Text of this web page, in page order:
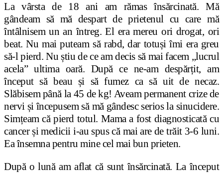
La vârsta de 18 ani am rămas însărcinată. Mă
gândeam să mă despart de prietenul cu care mă
întâlnisem un an întreg. El era mereu ori drogat, ori
beat. Nu mai puteam să rabd, dar totuși îmi era greu
să-l pierd. Nu știu de ce am decis să mai facem „lucrul
acela” ultima oară. După ce ne-am despărțit, am
început să beau și să fumez ca să uit de necaz.
Slăbisem până la 45 de kg! Aveam permanent crize de
nervi și începusem să mă gândesc serios la sinucidere.
Simțeam că pierd totul. Mama a fost diagnosticată cu
cancer și medicii i-au spus că mai are de trăit 3-6 luni.
Ea însemna pentru mine cel mai bun prieten.
După o lună am aflat că sunt însărcinată. La început